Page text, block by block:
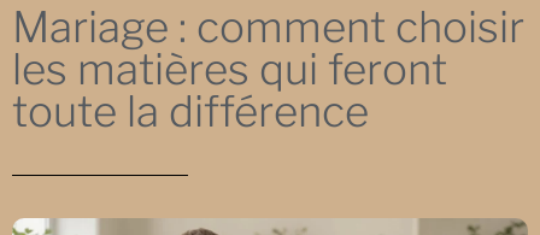
Mariage : comment choisir
les matières qui feront
toute la différence